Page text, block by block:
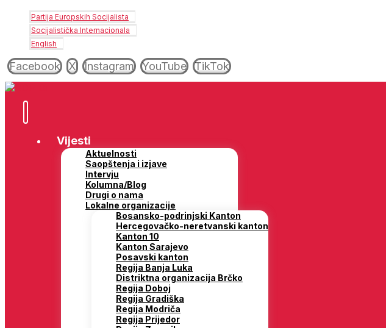
Partija Europskih Socijalista
Socijalistička Internacionala
English
Facebook X Instagram YouTube TikTok
Vijesti
Aktuelnosti
Saopštenja i izjave
Intervju
Kolumna/Blog
Drugi o nama
Lokalne organizacije
Bosansko-podrinjski Kanton
Hercegovačko-neretvanski kanton
Kanton 10
Kanton Sarajevo
Posavski kanton
Regija Banja Luka
Distriktna organizacija Brčko
Regija Doboj
Regija Gradiška
Regija Modriča
Regija Prijedor